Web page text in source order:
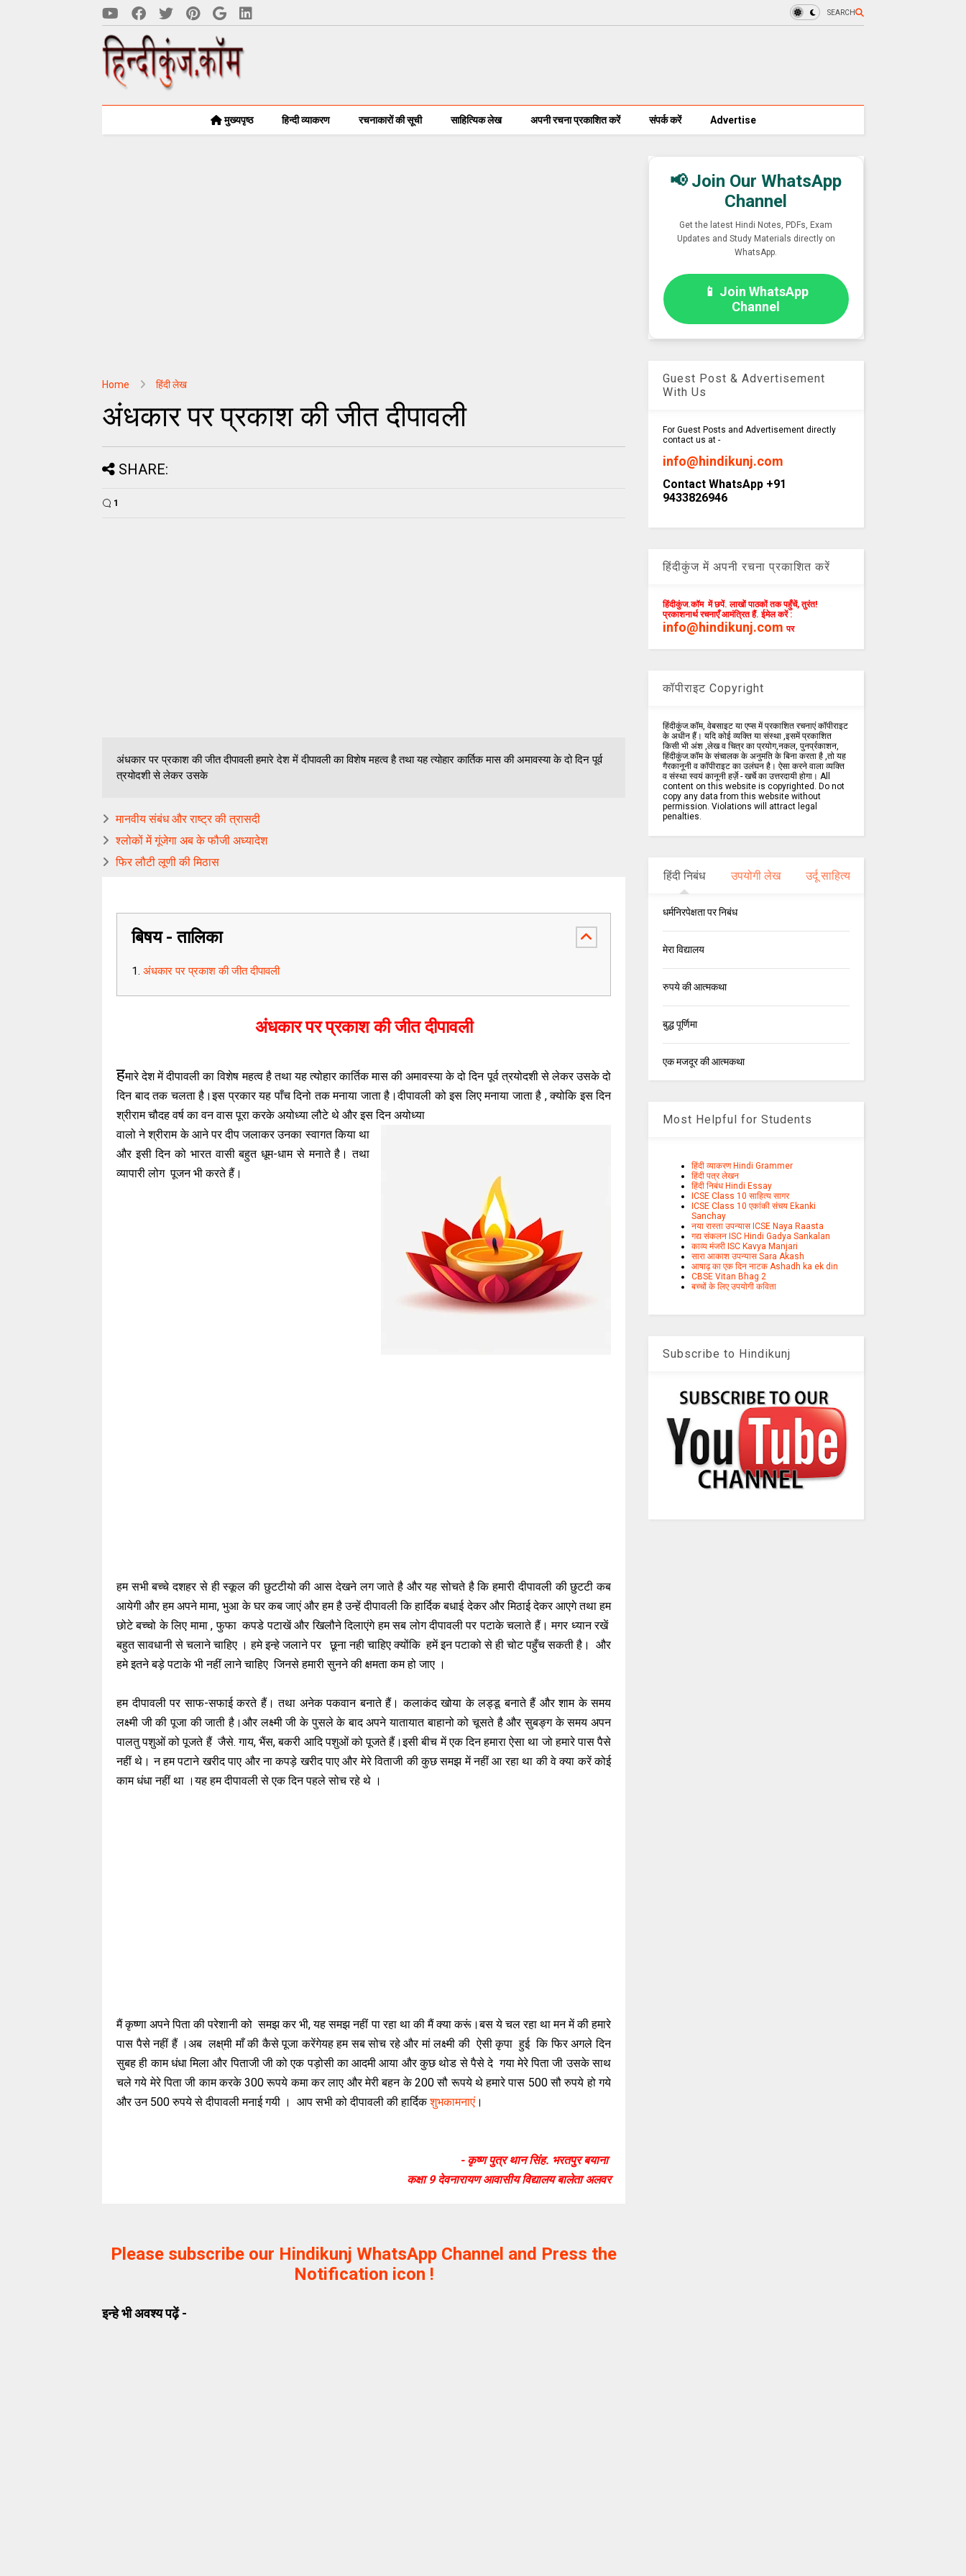
SEARCH
मुख्यपृष्ठ हिन्दी व्याकरण रचनाकारों की सूची साहित्यिक लेख अपनी रचना प्रकाशित करें संपर्क करें Advertise
Home हिंदी लेख
अंधकार पर प्रकाश की जीत दीपावली
SHARE:
1
अंधकार पर प्रकाश की जीत दीपावली हमारे देश में दीपावली का विशेष महत्व है तथा यह त्योहार कार्तिक मास की अमावस्या के दो दिन पूर्व
त्रयोदशी से लेकर उसके
मानवीय संबंध और राष्ट्र की त्रासदी
श्लोकों में गूंजेगा अब के फौजी अध्यादेश
फिर लौटी लूणी की मिठास
बिषय - तालिका
अंधकार पर प्रकाश की जीत दीपावली
अंधकार पर प्रकाश की जीत दीपावली
हमारे देश में दीपावली का विशेष महत्व है तथा यह त्योहार कार्तिक मास की अमावस्या के दो दिन पूर्व त्रयोदशी से लेकर उसके दो
दिन बाद तक चलता है।इस प्रकार यह पाँच दिनो तक मनाया जाता है।दीपावली को इस लिए मनाया जाता है , क्योकि इस दिन
श्रीराम चौदह वर्ष का वन वास पूरा करके अयोध्या लौटे थे और इस दिन अयोध्या
वालो ने श्रीराम के आने पर दीप जलाकर उनका स्वागत किया था
और इसी दिन को भारत वासी बहुत धूम-धाम से मनाते है। तथा
व्यापारी लोग पूजन भी करते हैं।
हम सभी बच्चे दशहर से ही स्कूल की छुटटीयो की आस देखने लग जाते है और यह सोचते है कि हमारी दीपावली की छुटटी कब
आयेगी और हम अपने मामा, भुआ के घर कब जाएं और हम है उन्हें दीपावली कि हार्दिक बधाई देकर और मिठाई देकर आएगे तथा हम
छोटे बच्चो के लिए मामा , फुफा कपडे पटाखें और खिलौने दिलाएंगे हम सब लोग दीपावली पर पटाके चलाते हैं। मगर ध्यान रखें
बहुत सावधानी से चलाने चाहिए । हमे इन्हे जलाने पर छूना नही चाहिए क्योंकि हमें इन पटाको से ही चोट पहुँच सकती है। और
हमे इतने बड़े पटाके भी नहीं लाने चाहिए जिनसे हमारी सुनने की क्षमता कम हो जाए ।
हम दीपावली पर साफ-सफाई करते हैं। तथा अनेक पकवान बनाते हैं। कलाकंद खोया के लड्डू बनाते हैं और शाम के समय
लक्ष्मी जी की पूजा की जाती है।और लक्ष्मी जी के पुसले के बाद अपने यातायात बाहानो को चूसते है और सुबङ्ग के समय अपन
पालतु पशुओं को पूजते हैं जैसे. गाय, भैंस, बकरी आदि पशुओं को पूजते हैं।इसी बीच में एक दिन हमारा ऐसा था जो हमारे पास पैसे
नहीं थे। न हम पटाने खरीद पाए और ना कपड़े खरीद पाए और मेरे विताजी की कुछ समझ में नहीं आ रहा था की वे क्या करें कोई
काम धंधा नहीं था ।यह हम दीपावली से एक दिन पहले सोच रहे थे ।
मैं कृष्णा अपने पिता की परेशानी को समझ कर भी, यह समझ नहीं पा रहा था की मैं क्या करूं।बस ये चल रहा था मन में की हमारे
पास पैसे नहीं हैं ।अब लक्ष्‌मी माँ की कैसे पूजा करेंगेयह हम सब सोच रहे और मां लक्ष्मी की ऐसी कृपा हुई कि फिर अगले दिन
सुबह ही काम धंधा मिला और पिताजी जी को एक पड़ोसी का आदमी आया और कुछ थोड से पैसे दे गया मेरे पिता जी उसके साथ
चले गये मेरे पिता जी काम करके 300 रूपये कमा कर लाए और मेरी बहन के 200 सौ रूपये थे हमारे पास 500 सौ रुपये हो गये
और उन 500 रुपये से दीपावली मनाई गयी । आप सभी को दीपावली की हार्दिकशुभकामनाएं।
- कृष्ण पुत्र थान सिंह. भरतपुर बयाना
कक्षा 9 देवनारायण आवासीय विद्यालय बालेता अलवर
Please subscribe our Hindikunj WhatsApp Channel and Press the
Notification icon !
इन्हे भी अवश्य पढ़ें -
📢 Join Our WhatsApp
Channel
Get the latest Hindi Notes, PDFs, Exam
Updates and Study Materials directly on
WhatsApp.
📱 Join WhatsApp
Channel
Guest Post & Advertisement
With Us
For Guest Posts and Advertisement directly
contact us at -
info@hindikunj.com
Contact WhatsApp +91
9433826946
हिंदीकुंज में अपनी रचना प्रकाशित करें
हिंदीकुंज.कॉम में छपें. लाखों पाठकों तक पहुँचें, तुरंत!
प्रकाशनार्थ रचनाएँ आमंत्रित हैं. ईमेल करें :
info@hindikunj.com पर
कॉपीराइट Copyright
हिंदीकुंज.कॉम, वेबसाइट या एप्स में प्रकाशित रचनाएं कॉपीराइट
के अधीन हैं। यदि कोई व्यक्ति या संस्था ,इसमें प्रकाशित
किसी भी अंश ,लेख व चित्र का प्रयोग,नकल, पुनर्प्रकाशन,
हिंदीकुंज.कॉम के संचालक के अनुमति के बिना करता है ,तो यह
गैरकानूनी व कॉपीराइट का उलंघन है। ऐसा करने वाला व्यक्ति
व संस्था स्वयं कानूनी हर्ज़े - खर्चे का उत्तरदायी होगा। All
content on this website is copyrighted. Do not
copy any data from this website without
permission. Violations will attract legal
penalties.
हिंदी निबंध उपयोगी लेख उर्दू साहित्य
धर्मनिरपेक्षता पर निबंध
मेरा विद्यालय
रुपये की आत्मकथा
बुद्ध पूर्णिमा
एक मजदूर की आत्मकथा
Most Helpful for Students
हिंदी व्याकरण Hindi Grammer
हिंदी पत्र लेखन
हिंदी निबंध Hindi Essay
ICSE Class 10 साहित्य सागर
ICSE Class 10 एकांकी संचय Ekanki
Sanchay
नया रास्ता उपन्यास ICSE Naya Raasta
गद्य संकलन ISC Hindi Gadya Sankalan
काव्य मंजरी ISC Kavya Manjari
सारा आकाश उपन्यास Sara Akash
आषाढ़ का एक दिन नाटक Ashadh ka ek din
CBSE Vitan Bhag 2
बच्चों के लिए उपयोगी कविता
Subscribe to Hindikunj